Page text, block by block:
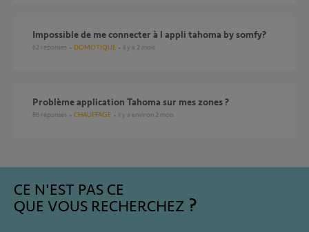
Impossible de me connecter à l appli tahoma by somfy?
62 réponses DOMOTIQUE il y a 2 mois
Problème application Tahoma sur mes zones ?
86 réponses CHAUFFAGE il y a environ 2 mois
CE N'EST PAS CE
QUE VOUS RECHERCHEZ